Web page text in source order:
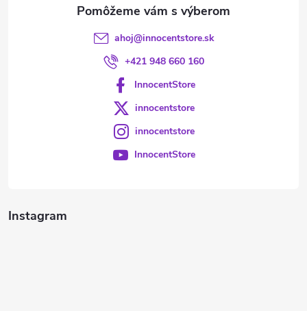
Instagram
ahoj@innocentstore.sk
+421 948 660 160
InnocentStore
innocentstore
innocentstore
InnocentStore